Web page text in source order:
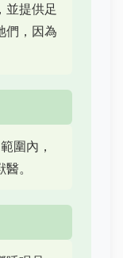
並提供足
們，因為
圍內，
。